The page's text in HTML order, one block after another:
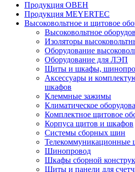
Продукция ОВЕН
Продукция MEYERTEC
Высоковольтное и щитовое
Высоковольтное
Изоляторы
Оборудование
Оборудование для ЛЭП
Щиты и шкафы,
Аксессуары и
шкафов
Клеммные зажимы
Климатическое
Комплектное щитовое
Корпуса щитов и шкафов
Системы сборных шин
Телекоммуникационные
Шинопровод
Шкафы сборной
Щиты и панели для